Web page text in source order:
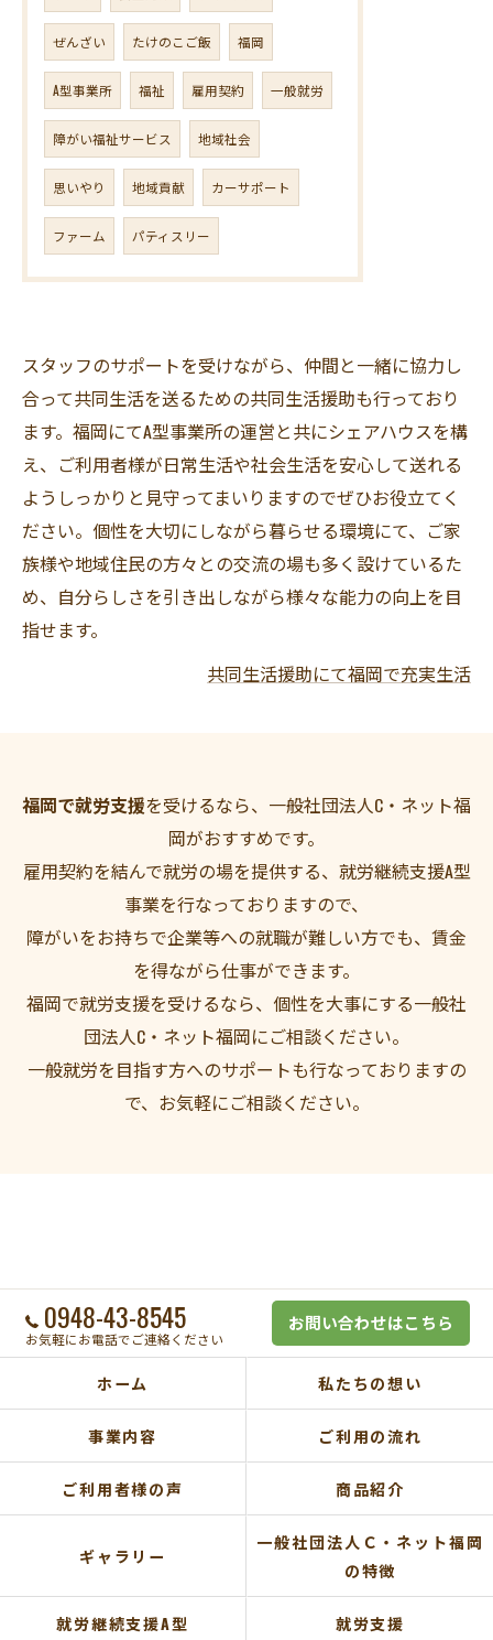
ぜんざい たけのこご飯 福岡
A型事業所 福祉 雇用契約 一般就労
障がい福祉サービス 地域社会
思いやり 地域貢献 カーサポート
ファーム パティスリー
スタッフのサポートを受けながら、仲間と一緒に協力し
合って共同生活を送るための共同生活援助も行っており
ます。福岡にてA型事業所の運営と共にシェアハウスを構
え、ご利用者様が日常生活や社会生活を安心して送れる
ようしっかりと見守ってまいりますのでぜひお役立てく
ださい。個性を大切にしながら暮らせる環境にて、ご家
族様や地域住民の方々との交流の場も多く設けているた
め、自分らしさを引き出しながら様々な能力の向上を目
指せます。
共同生活援助にて福岡で充実生活
福岡で就労支援を受けるなら、一般社団法人C・ネット福
岡がおすすめです。
雇用契約を結んで就労の場を提供する、就労継続支援A型
事業を行なっておりますので、
障がいをお持ちで企業等への就職が難しい方でも、賃金
を得ながら仕事ができます。
福岡で就労支援を受けるなら、個性を大事にする一般社
団法人C・ネット福岡にご相談ください。
一般就労を目指す方へのサポートも行なっておりますの
で、お気軽にご相談ください。
0948-43-8545
お気軽にお電話でご連絡ください
お問い合わせはこちら
ホーム 私たちの想い
事業内容 ご利用の流れ
ご利用者様の声 商品紹介
ギャラリー
一般社団法人Ｃ・ネット福岡
の特徴
就労継続支援A型 就労支援